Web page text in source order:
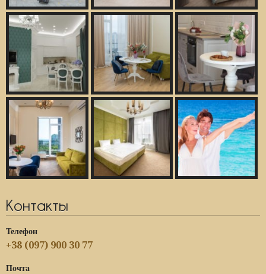
Контакты
Телефон
+38 (097) 900 30 77
Почта